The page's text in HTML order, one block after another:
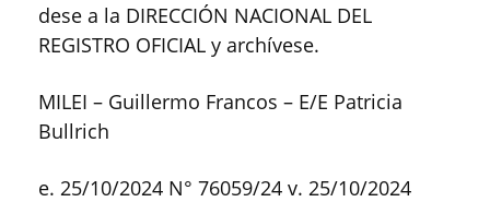
dese a la DIRECCIÓN NACIONAL DEL
REGISTRO OFICIAL y archívese.
MILEI – Guillermo Francos – E/E Patricia
Bullrich
e. 25/10/2024 N° 76059/24 v. 25/10/2024